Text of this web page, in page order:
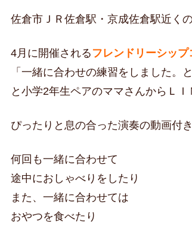
佐倉市ＪＲ佐倉駅・京成佐倉駅近く
4月に開催される フレンドリーシップ
「一緒に合わせの練習をしました。
と小学2年生ペアのママさんからＬＩ
ぴったりと息の合った演奏の動画付き
何回も一緒に合わせて
途中におしゃべりをしたり
また、一緒に合わせては
おやつを食べたり